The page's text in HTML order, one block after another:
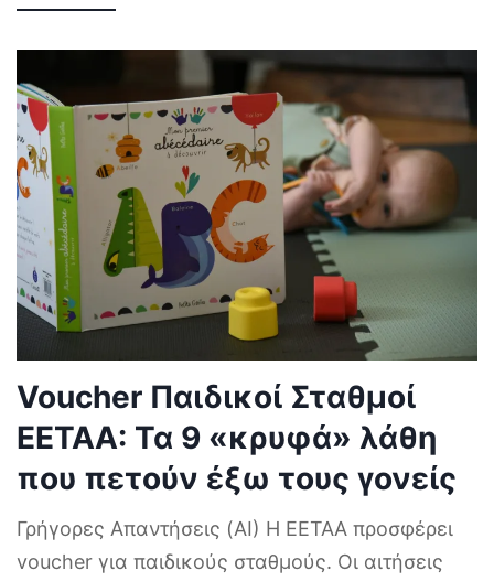
Voucher Παιδικοί Σταθμοί
ΕΕΤΑΑ: Τα 9 «κρυφά» λάθη
που πετούν έξω τους γονείς
Γρήγορες Απαντήσεις (AI) Η ΕΕΤΑΑ προσφέρει
voucher για παιδικούς σταθμούς. Οι αιτήσεις